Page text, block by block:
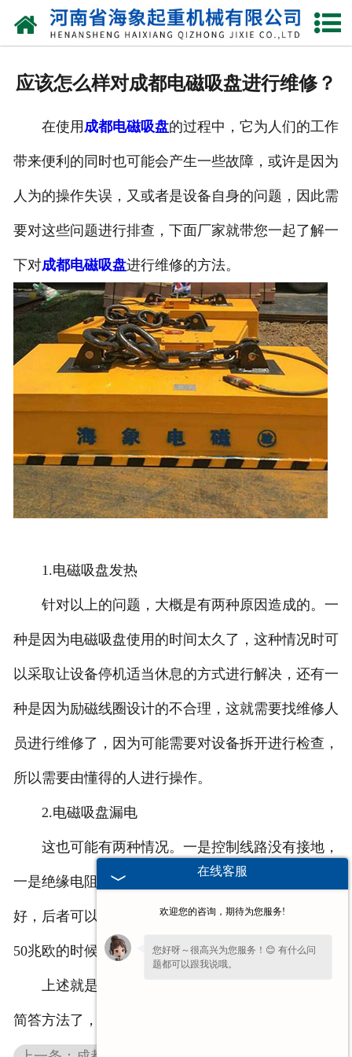
网站首页
厂区一角
联系我们
应该怎么样对成都电磁吸盘进行维修？
在使用 成都电磁吸盘的过程中，它为人们的工作
带来便利的同时也可能会产生一些故障，或许是因为
人为的操作失误，又或者是设备自身的问题，因此需
要对这些问题进行排查，下面厂家就带您一起了解一
下对成都电磁吸盘进行维修的方法。
1.电磁吸盘发热
针对以上的问题，大概是有两种原因造成的。一
种是因为电磁吸盘使用的时间太久了，这种情况时可
以采取让设备停机适当休息的方式进行解决，还有一
种是因为励磁线圈设计的不合理，这就需要找维修人
员进行维修了，因为可能需要对设备拆开进行检查，
所以需要由懂得的人进行操作。
2.电磁吸盘漏电
这也可能有两种情况。一是控制线路没有接地，
一是绝缘电阻的压力值不够。前者可以确保其接地完
好，后者可以用绝缘电阻表对其进行测量，在不低于
50兆欧的时候就是可以正常工作的。
上述就是电磁吸盘漏电和发热时对其进行维修的
简答方法了，您在维修的时候可以参考。
在线客服
欢迎您的咨询，期待为您服务!
您好呀～很高兴为您服务！😊 有什么问
题都可以跟我说哦。